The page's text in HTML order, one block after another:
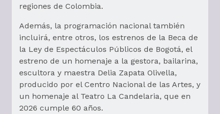
regiones de Colombia.
Además, la programación nacional también
incluirá, entre otros, los estrenos de la Beca de
la Ley de Espectáculos Públicos de Bogotá, el
estreno de un homenaje a la gestora, bailarina,
escultora y maestra Delia Zapata Olivella,
producido por el Centro Nacional de las Artes, y
un homenaje al Teatro La Candelaria, que en
2026 cumple 60 años.